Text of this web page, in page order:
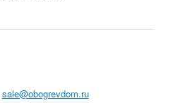
sale@obogrevdom.ru